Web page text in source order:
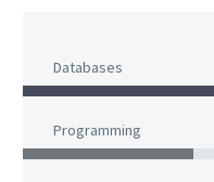
Databases
Programming